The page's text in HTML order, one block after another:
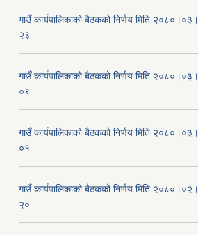
गाउँ कार्यपालिकाको बैठकको निर्णय मिति २०८०।०३।
२३
गाउँ कार्यपालिकाको बैठकको निर्णय मिति २०८०।०३।
०९
गाउँ कार्यपालिकाको बैठकको निर्णय मिति २०८०।०३।
०१
गाउँ कार्यपालिकाको बैठकको निर्णय मिति २०८०।०२।
२०